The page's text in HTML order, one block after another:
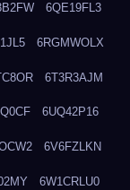
6QE19FL3
6RGMWOLX
6T3R3AJM
6UQ42P16
6V6FZLKN
6W1CRLU0